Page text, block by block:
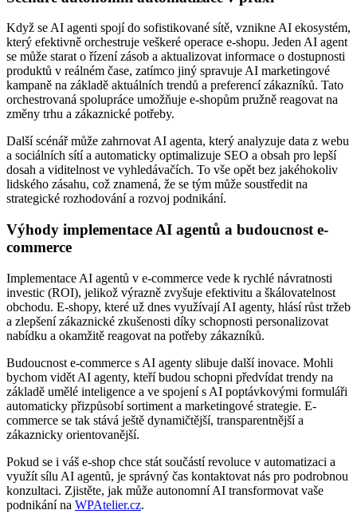
Když se AI agenti spojí do sofistikované sítě, vznikne AI ekosystém,
který efektivně orchestruje veškeré operace e-shopu. Jeden AI agent
se může starat o řízení zásob a aktualizovat informace o dostupnosti
produktů v reálném čase, zatímco jiný spravuje AI marketingové
kampaně na základě aktuálních trendů a preferencí zákazníků. Tato
orchestrovaná spolupráce umožňuje e-shopům pružně reagovat na
změny trhu a zákaznické potřeby.
Další scénář může zahrnovat AI agenta, který analyzuje data z webu
a sociálních sítí a automaticky optimalizuje SEO a obsah pro lepší
dosah a viditelnost ve vyhledávačích. To vše opět bez jakéhokoliv
lidského zásahu, což znamená, že se tým může soustředit na
strategické rozhodování a rozvoj podnikání.
Výhody implementace AI agentů a budoucnost e-
commerce
Implementace AI agentů v e-commerce vede k rychlé návratnosti
investic (ROI), jelikož výrazně zvyšuje efektivitu a škálovatelnost
obchodu. E-shopy, které už dnes využívají AI agenty, hlásí růst tržeb
a zlepšení zákaznické zkušenosti díky schopnosti personalizovat
nabídku a okamžitě reagovat na potřeby zákazníků.
Budoucnost e-commerce s AI agenty slibuje další inovace. Mohli
bychom vidět AI agenty, kteří budou schopni předvídat trendy na
základě umělé inteligence a ve spojení s AI poptávkovými formuláři
automaticky přizpůsobí sortiment a marketingové strategie. E-
commerce se tak stává ještě dynamičtější, transparentnější a
zákaznicky orientovanější.
Pokud se i váš e-shop chce stát součástí revoluce v automatizaci a
využít sílu AI agentů, je správný čas kontaktovat nás pro podrobnou
konzultaci. Zjistěte, jak může autonomní AI transformovat vaše
podnikání na WPAtelier.cz.